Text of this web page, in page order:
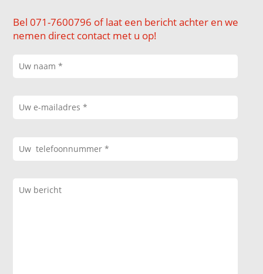
Bel 071-7600796 of laat een bericht achter en we
nemen direct contact met u op!